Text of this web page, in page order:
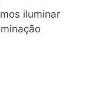
iluminar